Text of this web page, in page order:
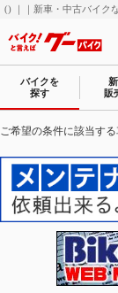
() ｜｜新車・中古バイク
バイクを
探す
販
ご希望の条件に該当す